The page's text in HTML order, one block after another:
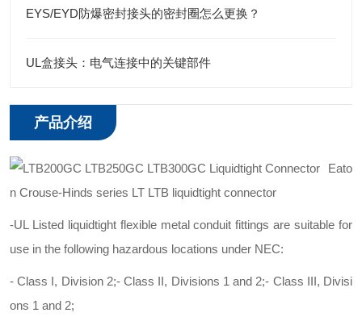
EYS/EYD防爆密封接头的密封圈怎么更换？
UL盒接头：电气连接中的关键部件
产品介绍
Eato
n Crouse-Hinds series LT LTB liquidtight connector
-UL Listed liquidtight flexible metal conduit fittings are suitable for
use in the following hazardous locations under NEC:
- Class I, Division 2;- Class II, Divisions 1 and 2;- Class III, Divisi
ons 1 and 2;